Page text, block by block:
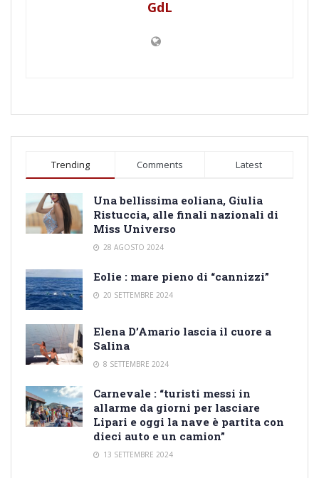
GdL
Trending Comments Latest
Una bellissima eoliana, Giulia
Ristuccia, alle finali nazionali di
Miss Universo
28 AGOSTO 2024
Eolie : mare pieno di “cannizzi”
20 SETTEMBRE 2024
Elena D’Amario lascia il cuore a
Salina
8 SETTEMBRE 2024
Carnevale : “turisti messi in
allarme da giorni per lasciare
Lipari e oggi la nave è partita con
dieci auto e un camion”
13 SETTEMBRE 2024